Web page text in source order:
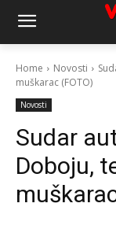
Home Novosti
muškarac (FOTO)
Novosti
Sudar
Doboju,